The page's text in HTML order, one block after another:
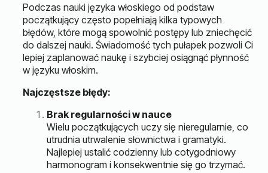
Podczas nauki języka włoskiego od podstaw
początkujący często popełniają kilka typowych
błędów, które mogą spowolnić postępy lub zniechęcić
do dalszej nauki. Świadomość tych pułapek pozwoli Ci
lepiej zaplanować naukę i szybciej osiągnąć płynność
w języku włoskim.
Najczęstsze błędy:
Brak regularności w nauce
Wielu początkujących uczy się nieregularnie, co
utrudnia utrwalenie słownictwa i gramatyki.
Najlepiej ustalić codzienny lub cotygodniowy
harmonogram i konsekwentnie się go trzymać.